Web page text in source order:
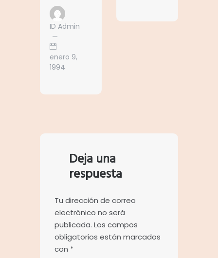
ID Admin
enero 9,
1994
Deja una
respuesta
Tu dirección de correo
electrónico no será
publicada. Los campos
obligatorios están marcados
con *